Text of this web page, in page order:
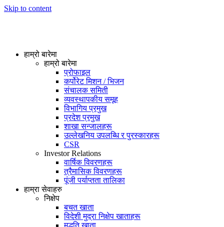
Skip to content
हाम्रो बारेमा
हाम्रो बारेमा
प्रोफाइल
कर्पोरेट मिशन / भिजन
संचालक समिती
व्यवस्थापकीय समूह
विभागिय प्रमुख
प्रदेश प्रमुख
शाखा सन्जालहरू
उल्लेखनिय उपलब्धि र पुरस्कारहरू
CSR
Investor Relations
वार्षिक विवरणहरू
त्रैमासिक विवरणहरू
पूंजी पर्याप्तता तालिका
हाम्रा सेवाहरु
निक्षेप
बचत खाता
विदेशी मुद्रा निक्षेप खाताहरू
मुद्धति खाता